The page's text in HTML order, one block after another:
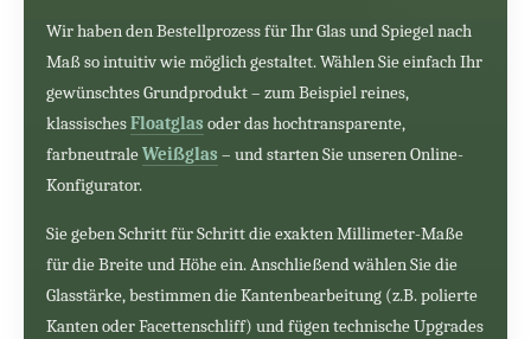
Wir haben den Bestellprozess für Ihr Glas und Spiegel nach
Maß so intuitiv wie möglich gestaltet. Wählen Sie einfach Ihr
gewünschtes Grundprodukt – zum Beispiel reines,
klassischesFloatglas oder das hochtransparente,
farbneutraleWeißglas – und starten Sie unseren Online-
Konfigurator.
Sie geben Schritt für Schritt die exakten Millimeter-Maße
für die Breite und Höhe ein. Anschließend wählen Sie die
Glasstärke, bestimmen die Kantenbearbeitung (z.B. polierte
Kanten oder Facettenschliff) und fügen technische Upgrades